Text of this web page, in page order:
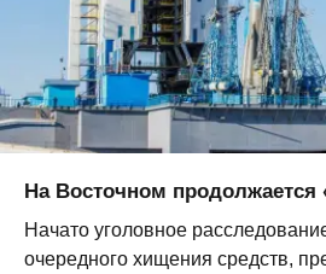
На Восточном продолжается
Начато уголовное
очередного хищения средств,